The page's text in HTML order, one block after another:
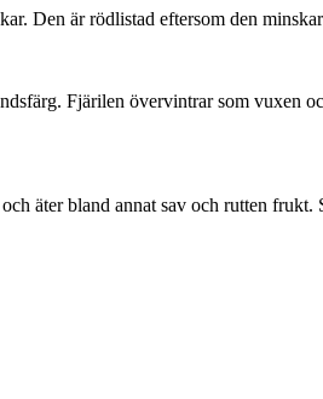
Den är rödlistad eftersom den
Fjärilen övervintrar som vuxen
äter bland annat sav och rutten frukt.